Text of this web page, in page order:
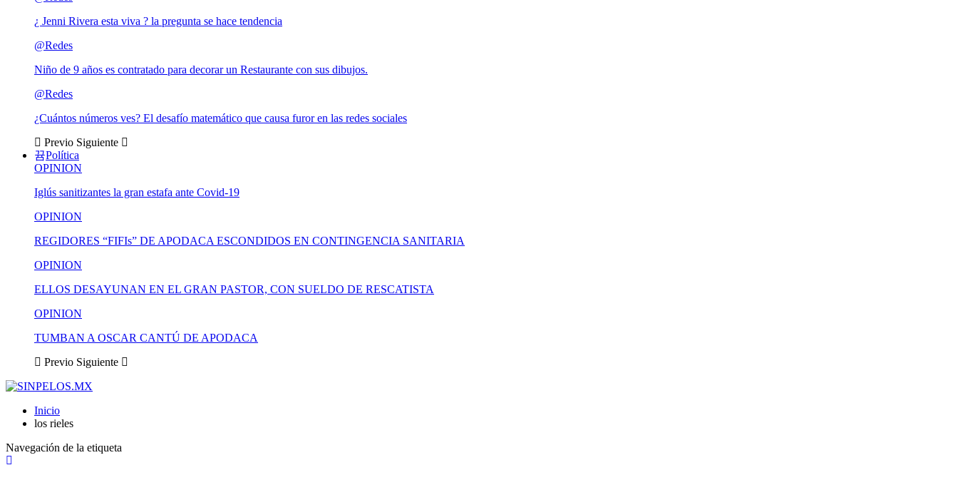
¿ Jenni Rivera esta viva ? la pregunta se hace tendencia
@Redes
Niño de 9 años es contratado para decorar un Restaurante con sus dibujos.
@Redes
¿Cuántos números ves? El desafío matemático que causa furor en las redes sociales
Previo Siguiente
Política
OPINION
Iglús sanitizantes la gran estafa ante Covid-19
OPINION
REGIDORES “FIFIs” DE APODACA ESCONDIDOS EN CONTINGENCIA SANITARIA
OPINION
ELLOS DESAYUNAN EN EL GRAN PASTOR, CON SUELDO DE RESCATISTA
OPINION
TUMBAN A OSCAR CANTÚ DE APODACA
Previo Siguiente
Inicio
los rieles
Navegación de la etiqueta